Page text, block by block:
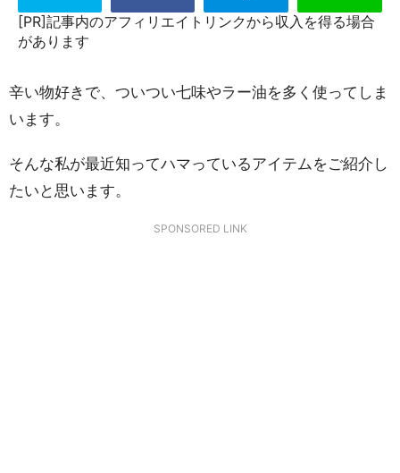
[PR]記事内のアフィリエイトリンクから収入を得る場合
があります
辛い物好きで、ついつい七味やラー油を多く使ってしま
います。
そんな私が最近知ってハマっているアイテムをご紹介し
たいと思います。
SPONSORED LINK